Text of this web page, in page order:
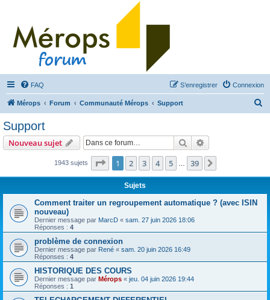
FAQ Connexion
S’enregistrer
Mérops Forum Communauté Mérops Support
r
Support
Nouveau sujet Rechercher
1943 sujets Page 1sur39
1 2 3 4 5 39
Sujets
Comment traiter un regroupement automatique ? (avec ISIN
nouveau)
Dernier message par MarcD « sam. 27 juin 2026 18:06
Réponses : 4
problème de connexion
Dernier message par René « sam. 20 juin 2026 16:49
Réponses : 4
HISTORIQUE DES COURS
Dernier message par Mérops « jeu. 04 juin 2026 19:44
Réponses : 1